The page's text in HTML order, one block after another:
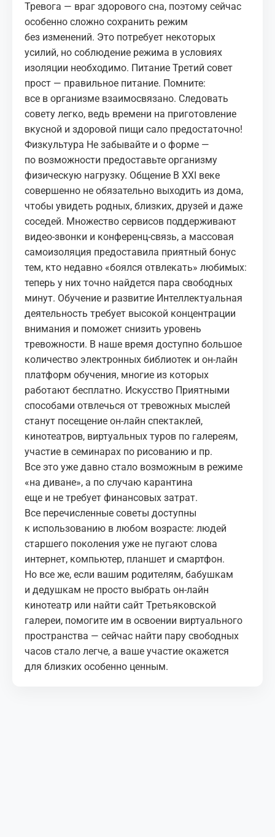
Тревога — враг здорового сна, поэтому сейчас
особенно сложно сохранить режим
без изменений. Это потребует некоторых
усилий, но соблюдение режима в условиях
изоляции необходимо. Питание Третий совет
прост — правильное питание. Помните:
все в организме взаимосвязано. Следовать
совету легко, ведь времени на приготовление
вкусной и здоровой пищи сало предостаточно!
Физкультура Не забывайте и о форме —
по возможности предоставьте организму
физическую нагрузку. Общение В XXI веке
совершенно не обязательно выходить из дома,
чтобы увидеть родных, близких, друзей и даже
соседей. Множество сервисов поддерживают
видео-звонки и конференц-связь, а массовая
самоизоляция предоставила приятный бонус
тем, кто недавно «боялся отвлекать» любимых:
теперь у них точно найдется пара свободных
минут. Обучение и развитие Интеллектуальная
деятельность требует высокой концентрации
внимания и поможет снизить уровень
тревожности. В наше время доступно большое
количество электронных библиотек и он-лайн
платформ обучения, многие из которых
работают бесплатно. Искусство Приятными
способами отвлечься от тревожных мыслей
станут посещение он-лайн спектаклей,
кинотеатров, виртуальных туров по галереям,
участие в семинарах по рисованию и пр.
Все это уже давно стало возможным в режиме
«на диване», а по случаю карантина
еще и не требует финансовых затрат.
Все перечисленные советы доступны
к использованию в любом возрасте: людей
старшего поколения уже не пугают слова
интернет, компьютер, планшет и смартфон.
Но все же, если вашим родителям, бабушкам
и дедушкам не просто выбрать он-лайн
кинотеатр или найти сайт Третьяковской
галереи, помогите им в освоении виртуального
пространства — сейчас найти пару свободных
часов стало легче, а ваше участие окажется
для близких особенно ценным.